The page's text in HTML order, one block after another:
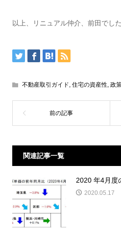
以上、リニュアル仲介、前田でした
不動産取引ガイド 住宅の資産性, 政
関連記事一覧
2020 年4月度
2020.05.17